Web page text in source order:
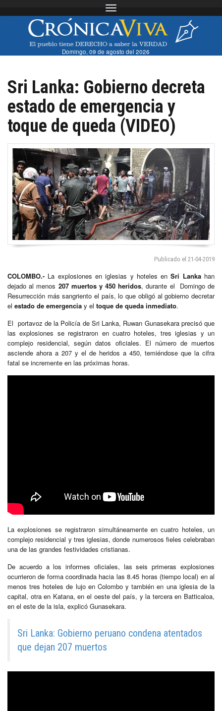
Toggle navigation
Domingo, 09 de agosto del 2026
Sri Lanka: Gobierno decreta
estado de emergencia y
toque de queda (VIDEO)
Publicado el 21-04-2019
COLOMBO.- La explosiones en iglesias y hoteles enSri Lankahan
dejado al menos 207 muertos y 450 heridos, durante el Domingo de
Resurrección más sangriento el país, lo que obligó al gobierno decretar
el estado de emergencia y el toque de queda inmediato.
El portavoz de la Policía de Sri Lanka, Ruwan Gunasekara precisó que
las explosiones se registraron en cuatro hoteles, tres iglesias y un
complejo residencial, según datos oficiales. El número de muertos
asciende ahora a 207 y el de heridos a 450, temiéndose que la cifra
fatal se incremente en las próximas horas.
La explosiones se registraron simultáneamente en cuatro hoteles, un
complejo residencial y tres iglesias, donde numerosos fieles celebraban
una de las grandes festividades cristianas.
De acuerdo a los informes oficiales, las seis primeras explosiones
ocurrieron de forma coordinada hacia las 8.45 horas (tiempo local) en al
menos tres hoteles de lujo en Colombo y también en una iglesia de la
capital, otra en Katana, en el oeste del país, y la tercera en Batticaloa,
en el este de la isla, explicó Gunasekara.
Sri Lanka: Gobierno peruano condena atentados
que dejan 207 muertos